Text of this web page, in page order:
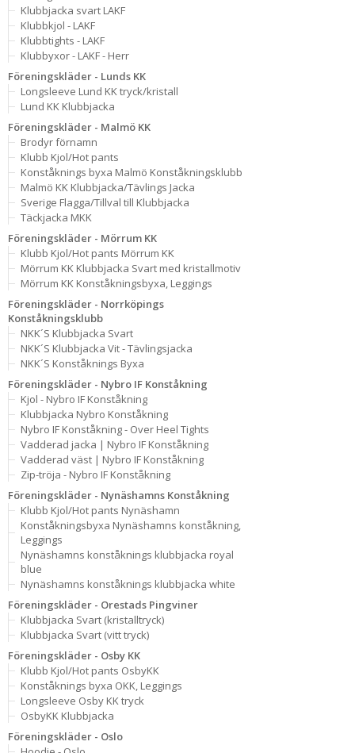
Klubbjacka svart LAKF
Klubbkjol - LAKF
Klubbtights - LAKF
Klubbyxor - LAKF - Herr
Föreningskläder - Lunds KK
Longsleeve Lund KK tryck/kristall
Lund KK Klubbjacka
Föreningskläder - Malmö KK
Brodyr förnamn
Klubb Kjol/Hot pants
Konståknings byxa Malmö Konståkningsklubb
Malmö KK Klubbjacka/Tävlings Jacka
Sverige Flagga/Tillval till Klubbjacka
Täckjacka MKK
Föreningskläder - Mörrum KK
Klubb Kjol/Hot pants Mörrum KK
Mörrum KK Klubbjacka Svart med kristallmotiv
Mörrum KK Konståkningsbyxa, Leggings
Föreningskläder - Norrköpings
Konståkningsklubb
NKK´S Klubbjacka Svart
NKK´S Klubbjacka Vit - Tävlingsjacka
NKK´S Konståknings Byxa
Föreningskläder - Nybro IF Konståkning
Kjol - Nybro IF Konståkning
Klubbjacka Nybro Konståkning
Nybro IF Konståkning - Over Heel Tights
Vadderad jacka | Nybro IF Konståkning
Vadderad väst | Nybro IF Konståkning
Zip-tröja - Nybro IF Konståkning
Föreningskläder - Nynäshamns Konståkning
Klubb Kjol/Hot pants Nynäshamn
Konståkningsbyxa Nynäshamns konståkning,
Leggings
Nynäshamns konståknings klubbjacka royal
blue
Nynäshamns konståknings klubbjacka white
Föreningskläder - Orestads Pingviner
Klubbjacka Svart (kristalltryck)
Klubbjacka Svart (vitt tryck)
Föreningskläder - Osby KK
Klubb Kjol/Hot pants OsbyKK
Konståknings byxa OKK, Leggings
Longsleeve Osby KK tryck
OsbyKK Klubbjacka
Föreningskläder - Oslo